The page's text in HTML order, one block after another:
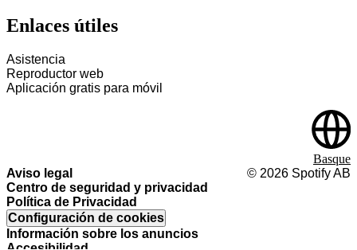
Enlaces útiles
Asistencia
Reproductor web
Aplicación gratis para móvil
Aviso legal
Centro de seguridad y privacidad
Política de Privacidad
Configuración de cookies
Información sobre los anuncios
© 2026 Spotify AB
Basque